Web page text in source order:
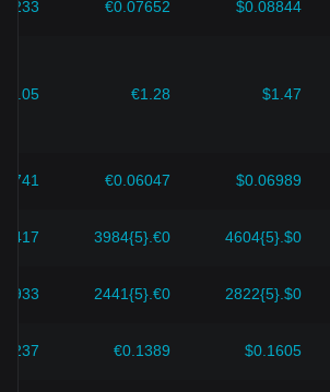
$0.08844
€0.07652
$1.47
€1.28
$0.06989
€0.06047
$0.{5}4604
€0.{5}3984
$0.{5}2822
€0.{5}2441
$0.1605
€0.1389